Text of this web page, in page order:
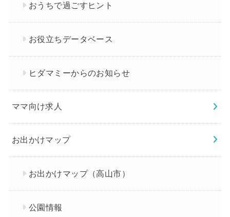
おうちで過ごすヒント
お役立ちデータベース
ヒダマミーからのお知らせ
ママ向け求人
お出かけマップ
お出かけマップ（高山市）
公園情報